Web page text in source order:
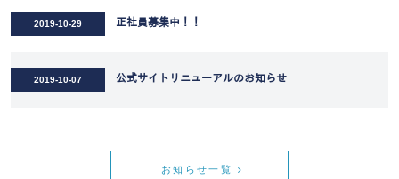
2019-10-29 正社員募集中！！
2019-10-07 公式サイトリニューアルのお知らせ
お知らせ一覧